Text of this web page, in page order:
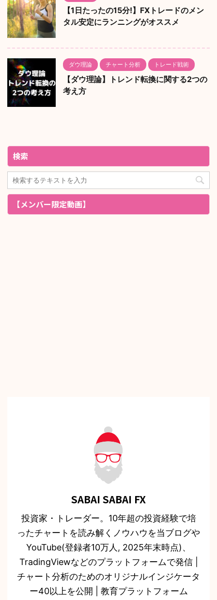
【1日たったの15分!】FXトレードのメン
タル安定にランニングがオススメ
ダウ理論 チャート分析 トレード戦術
【ダウ理論】トレンド転換に関する2つの
考え方
検索
【メンバー限定動画】
SABAI SABAI FX
投資家・トレーダー。10年超の投資経験で培
ったチャートを読み解くノウハウを当ブログや
YouTube(登録者10万人, 2025年末時点)、
TradingViewなどのプラットフォームで発信 |
チャート分析のためのオリジナルインジケータ
ー40以上を公開 | 教育プラットフォーム